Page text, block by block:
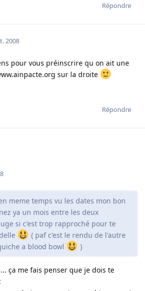
Répondre
2008
pour vous préinscrire qu on ait une
sur la droite
Répondre
meme temps vu les dates mon bon
ya un mois entre les deux
si c'est trop rapproché pour te
( paf c'est le rendu de l'autre
a blood bowl
)
ça me fais penser que je dois te